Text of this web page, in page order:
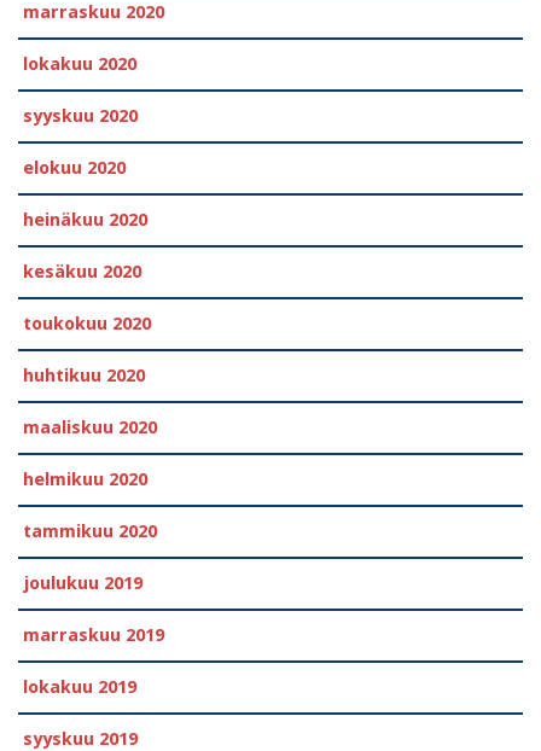
marraskuu 2020
lokakuu 2020
syyskuu 2020
elokuu 2020
heinäkuu 2020
kesäkuu 2020
toukokuu 2020
huhtikuu 2020
maaliskuu 2020
helmikuu 2020
tammikuu 2020
joulukuu 2019
marraskuu 2019
lokakuu 2019
syyskuu 2019